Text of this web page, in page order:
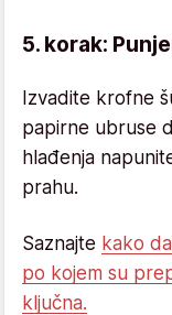
5. korak:
Izvadite krofne
papirne ubruse
hlađenja
prahu.
Saznajte kako
po kojem su
ključna.